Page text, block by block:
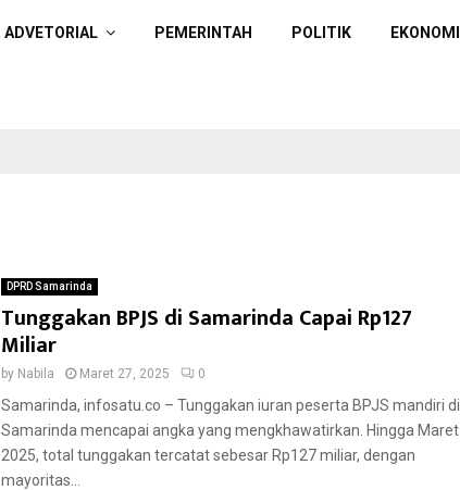
ADVETORIAL PEMERINTAH POLITIK EKONOMI
DPRD Samarinda
Tunggakan BPJS di Samarinda Capai Rp127
Miliar
by Nabila Maret 27, 2025 0
Samarinda, infosatu.co – Tunggakan iuran peserta BPJS mandiri di
Samarinda mencapai angka yang mengkhawatirkan. Hingga Maret
2025, total tunggakan tercatat sebesar Rp127 miliar, dengan
mayoritas...